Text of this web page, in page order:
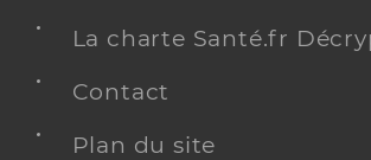
La charte Santé.fr
Contact
Plan du site